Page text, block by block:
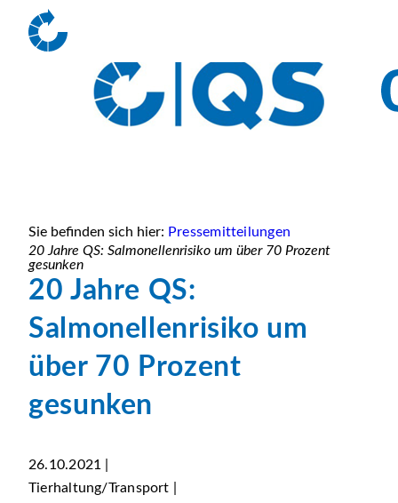
Sie befinden sich hier: Pressemitteilungen
20 Jahre QS: Salmonellenrisiko um über 70 Prozent
gesunken
20 Jahre QS:
Salmonellenrisiko um
über 70 Prozent
gesunken
26.10.2021 |
Tierhaltung/Transport |